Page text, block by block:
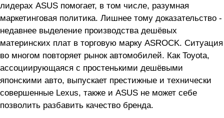
лидерах ASUS помогает, в том числе, разумная
маркетинговая политика. Лишнее тому доказательство -
недавнее выделение производства дешёвых
материнских плат в торговую марку ASROCK. Ситуация
во многом повторяет рынок автомобилей. Как Toyota,
ассоциирующаяся с простенькими дешёвыми
японскими авто, выпускает престижные и технически
совершенные Lexus, также и ASUS не может себе
позволить разбавить качество бренда.